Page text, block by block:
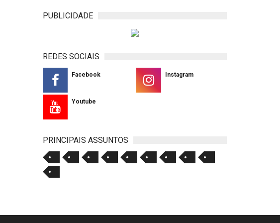
PUBLICIDADE
REDES SOCIAIS
Facebook Instagram
Youtube
PRINCIPAIS ASSUNTOS